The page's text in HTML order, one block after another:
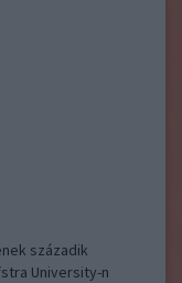
századik
University-n